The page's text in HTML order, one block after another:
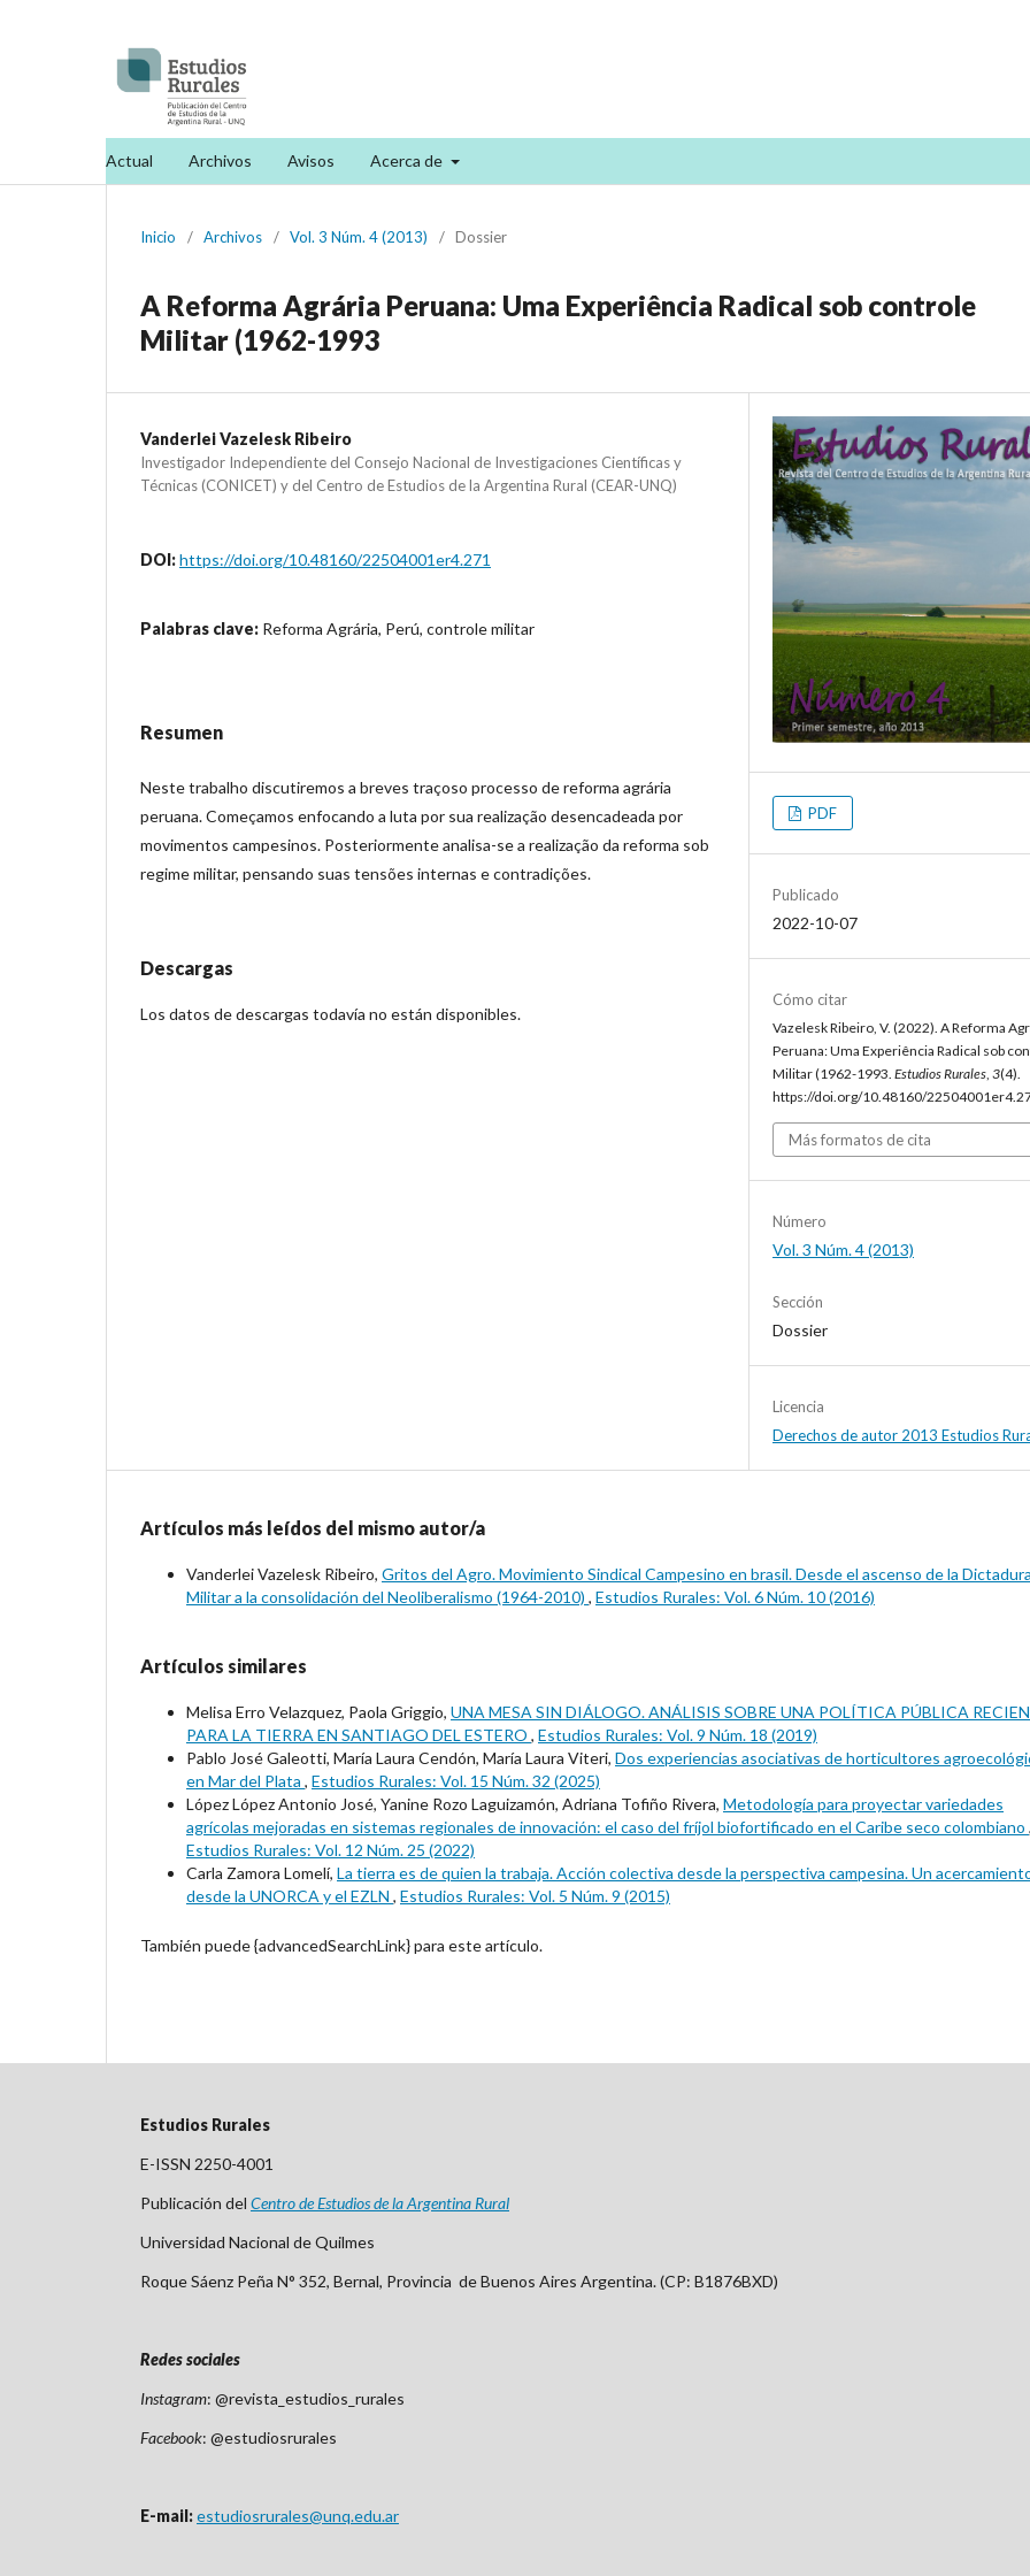
Actual Archivos Avisos Acerca de
Inicio / Archivos / Vol. 3 Núm. 4 (2013) / Dossier
A Reforma Agrária Peruana: Uma Experiência Radical sob controle
Militar (1962-1993
Vanderlei Vazelesk Ribeiro
Investigador Independiente del Consejo Nacional de Investigaciones Científicas y
Técnicas (CONICET) y del Centro de Estudios de la Argentina Rural (CEAR-UNQ)
DOI:https://doi.org/10.48160/22504001er4.271
Palabras clave: Reforma Agrária, Perú, controle militar
Resumen
Neste trabalho discutiremos a breves traçoso processo de reforma agrária
peruana. Começamos enfocando a luta por sua realização desencadeada por
movimentos campesinos. Posteriormente analisa-se a realização da reforma sob
regime militar, pensando suas tensões internas e contradições.
Descargas
Los datos de descargas todavía no están disponibles.
PDF
Publicado
2022-10-07
Cómo citar
Vazelesk Ribeiro, V. (2022). A Reforma
Peruana: Uma Experiência Radical sob
Militar (1962-1993. Estudios Rurales, 3(4).
https://doi.org/10.48160/
Más formatos de cita
Número
Vol. 3 Núm. 4 (2013)
Sección
Dossier
Licencia
Derechos de autor 2013 Estudios
Artículos más leídos del mismo autor/a
Vanderlei Vazelesk Ribeiro, Gritos del Agro. Movimiento Sindical Campesino en brasil. Desde el ascenso de la Dictadura
Militar a la consolidación del Neoliberalismo (1964-2010) , Estudios Rurales: Vol. 6 Núm. 10 (2016)
Artículos similares
Melisa Erro Velazquez, Paola Griggio, UNA MESA SIN DIÁLOGO. ANÁLISIS SOBRE UNA POLÍTICA PÚBLICA
PARA LA TIERRA EN SANTIAGO DEL ESTERO , Estudios Rurales: Vol. 9 Núm. 18 (2019)
Pablo José Galeotti, María Laura Cendón, María Laura Viteri, Dos experiencias asociativas de horticultores
en Mar del Plata , Estudios Rurales: Vol. 15 Núm. 32 (2025)
López López Antonio José, Yanine Rozo Laguizamón, Adriana Tofiño Rivera, Metodología para proyectar variedades
agrícolas mejoradas en sistemas regionales de innovación: el caso del fríjol biofortificado en el Caribe seco colombiano ,
Estudios Rurales: Vol. 12 Núm. 25 (2022)
Carla Zamora Lomelí, La tierra es de quien la trabaja. Acción colectiva desde la perspectiva campesina. Un
desde la UNORCA y el EZLN , Estudios Rurales: Vol. 5 Núm. 9 (2015)
También puede {advancedSearchLink} para este artículo.
Estudios Rurales
E-ISSN 2250-4001
Publicación del Centrode Estudios de la Argentina Rural
Universidad Nacional de Quilmes
Roque Sáenz Peña N° 352, Bernal, Provincia de Buenos Aires Argentina. (CP: B1876BXD)
Redes sociales
Instagram: @revista_estudios_rurales
Facebook: @estudiosrurales
E-mail:estudiosrurales@unq.edu.ar